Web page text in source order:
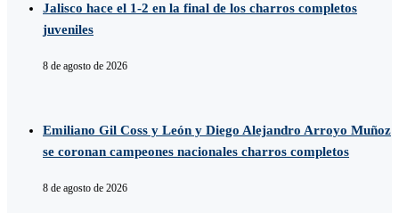
Jalisco hace el 1-2 en la final de los charros completos
juveniles
8 de agosto de 2026
Emiliano Gil Coss y León y Diego Alejandro Arroyo Muñoz
se coronan campeones nacionales charros completos
8 de agosto de 2026